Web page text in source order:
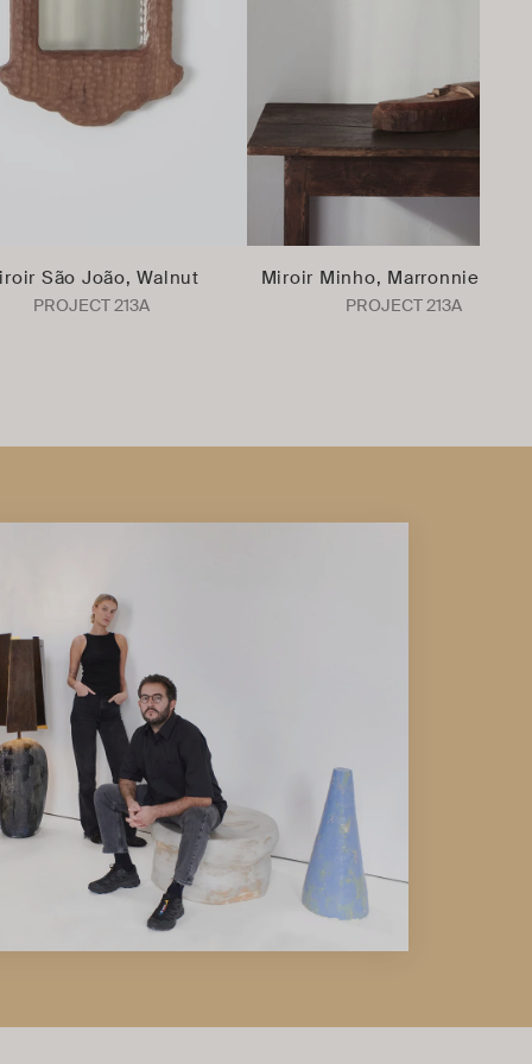
São João, Walnut
PROJECT 213A
Miroir Minho, Marronnier
PROJECT 213A